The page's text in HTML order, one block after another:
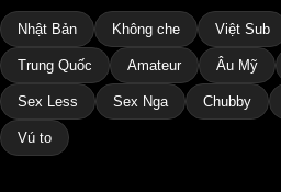
Nhật Bản Không che Việt Sub
Trung Quốc Amateur Âu Mỹ
Sex Less Sex Nga Chubby
Vú to